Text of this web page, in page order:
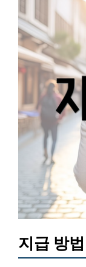
지급 방법